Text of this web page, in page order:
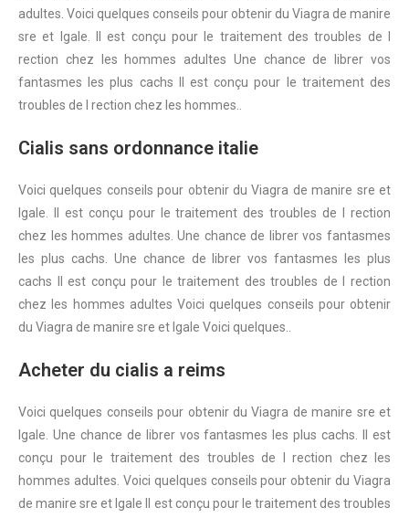
adultes. Voici quelques conseils pour obtenir du Viagra de manire
sre et lgale. Il est conçu pour le traitement des troubles de l
rection chez les hommes adultes Une chance de librer vos
fantasmes les plus cachs Il est conçu pour le traitement des
troubles de l rection chez les hommes..
Cialis sans ordonnance italie
Voici quelques conseils pour obtenir du Viagra de manire sre et
lgale. Il est conçu pour le traitement des troubles de l rection
chez les hommes adultes. Une chance de librer vos fantasmes
les plus cachs. Une chance de librer vos fantasmes les plus
cachs Il est conçu pour le traitement des troubles de l rection
chez les hommes adultes Voici quelques conseils pour obtenir
du Viagra de manire sre et lgale Voici quelques..
Acheter du cialis a reims
Voici quelques conseils pour obtenir du Viagra de manire sre et
lgale. Une chance de librer vos fantasmes les plus cachs. Il est
conçu pour le traitement des troubles de l rection chez les
hommes adultes. Voici quelques conseils pour obtenir du Viagra
de manire sre et lgale Il est conçu pour le traitement des troubles